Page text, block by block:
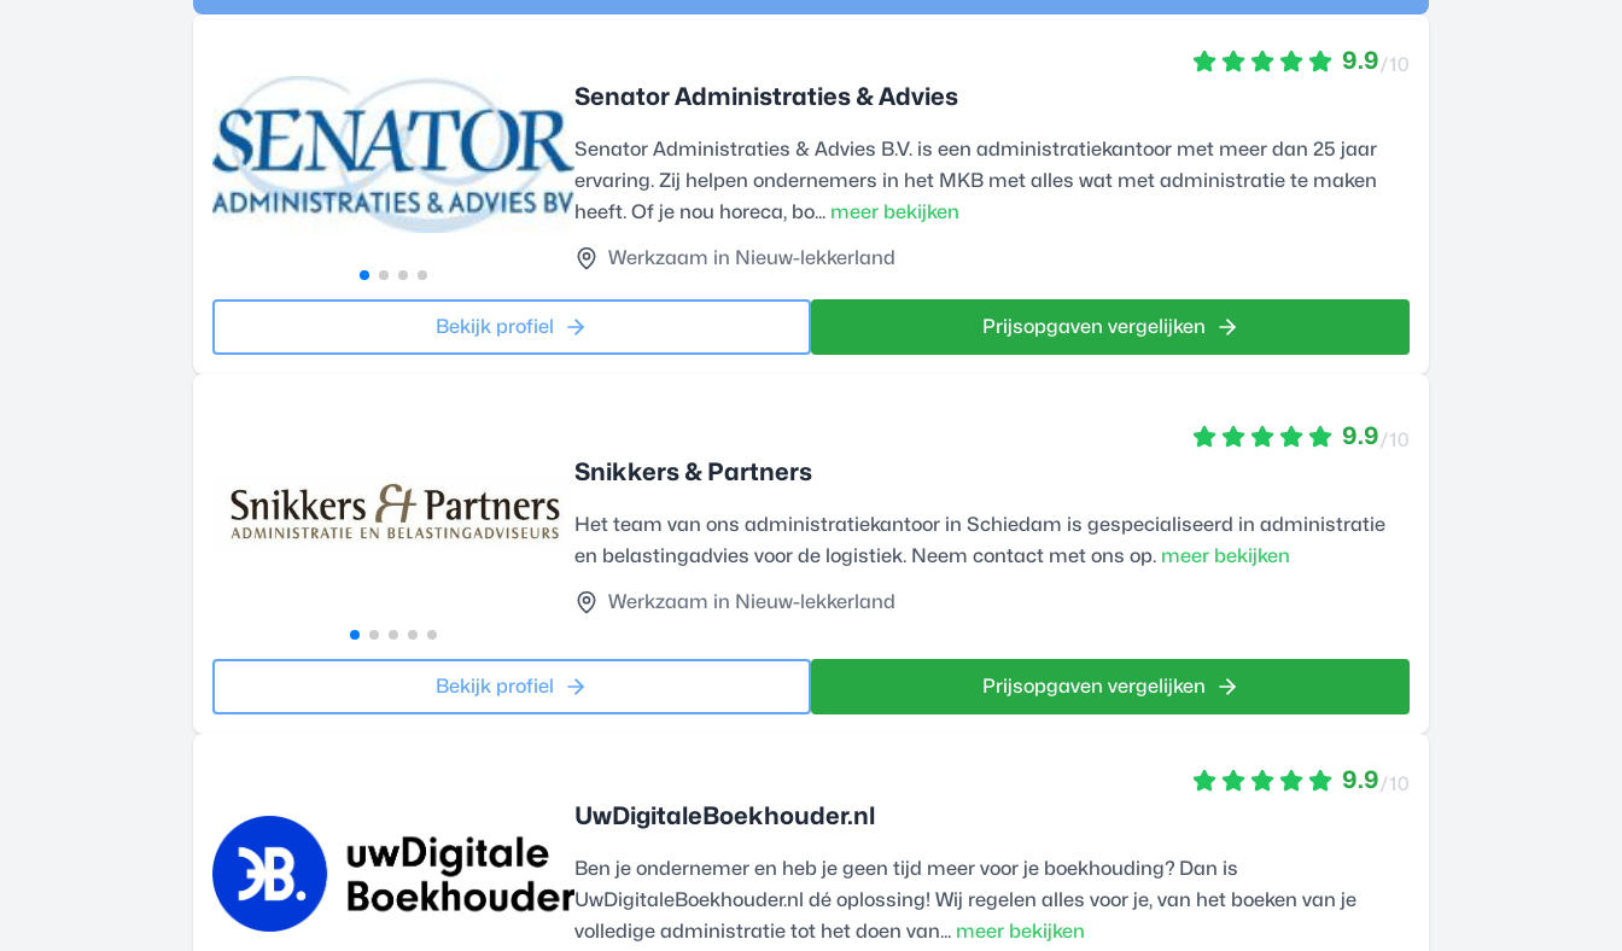
9.9/10
Senator Administraties & Advies
Senator Administraties & Advies B.V. is een administratiekantoor met meer dan 25 jaar
ervaring. Zij helpen ondernemers in het MKB met alles wat met administratie te maken
heeft. Of je nou horeca, bo... meer bekijken
Werkzaam in Nieuw-lekkerland
Bekijk profiel Prijsopgaven vergelijken
9.9/10
Snikkers & Partners
Het team van ons administratiekantoor in Schiedam is gespecialiseerd in administratie
en belastingadvies voor de logistiek. Neem contact met ons op. meer bekijken
Werkzaam in Nieuw-lekkerland
Bekijk profiel Prijsopgaven vergelijken
9.9/10
UwDigitaleBoekhouder.nl
Ben je ondernemer en heb je geen tijd meer voor je boekhouding? Dan is
UwDigitaleBoekhouder.nl dé oplossing! Wij regelen alles voor je, van het boeken van je
volledige administratie tot het doen van... meer bekijken